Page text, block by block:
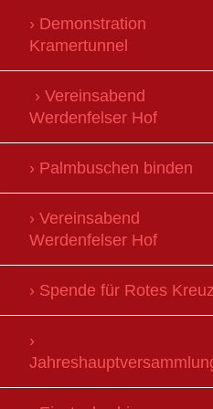
Demonstration
Kramertunnel
Vereinsabend
Werdenfelser Hof
Palmbuschen binden
Vereinsabend
Werdenfelser Hof
Spende für Rotes